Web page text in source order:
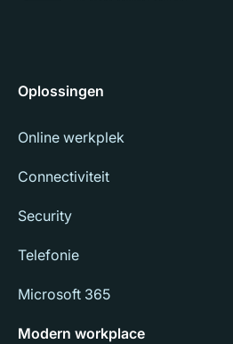
Oplossingen
Online werkplek
Connectiviteit
Security
Telefonie
Microsoft 365
Modern workplace